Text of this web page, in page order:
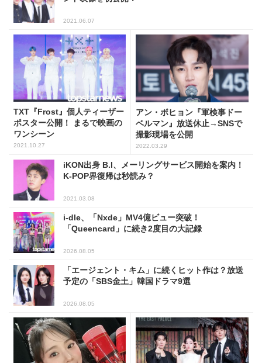
2021.06.07
TXT『Frost』個人ティーザー
ポスター公開！ まるで映画の
ワンシーン
2021.10.27
アン・ボヒョン『軍検事ドー
ベルマン』放送休止→SNSで
撮影現場を公開
2022.03.29
iKON出身 B.I、メーリングサービス開始を案内！
K-POP界復帰は秒読み？
2021.03.08
i-dle、「Nxde」MV4億ビュー突破！
「Queencard」に続き2度目の大記録
2026.08.05
「エージェント・キム」に続くヒット作は？放送
予定の「SBS金土」韓国ドラマ9選
2026.08.05